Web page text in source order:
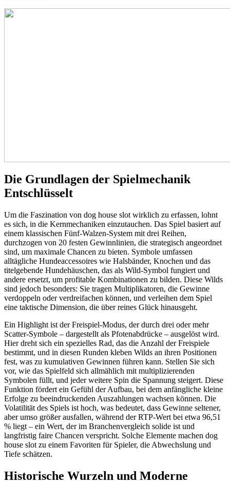
Die Grundlagen der Spielmechanik
Entschlüsselt
Um die Faszination von dog house slot wirklich zu erfassen, lohnt
es sich, in die Kernmechaniken einzutauchen. Das Spiel basiert auf
einem klassischen Fünf-Walzen-System mit drei Reihen,
durchzogen von 20 festen Gewinnlinien, die strategisch angeordnet
sind, um maximale Chancen zu bieten. Symbole umfassen
alltägliche Hundeaccessoires wie Halsbänder, Knochen und das
titelgebende Hundehäuschen, das als Wild-Symbol fungiert und
andere ersetzt, um profitable Kombinationen zu bilden. Diese Wilds
sind jedoch besonders: Sie tragen Multiplikatoren, die Gewinne
verdoppeln oder verdreifachen können, und verleihen dem Spiel
eine taktische Dimension, die über reines Glück hinausgeht.
Ein Highlight ist der Freispiel-Modus, der durch drei oder mehr
Scatter-Symbole – dargestellt als Pfotenabdrücke – ausgelöst wird.
Hier dreht sich ein spezielles Rad, das die Anzahl der Freispiele
bestimmt, und in diesen Runden kleben Wilds an ihren Positionen
fest, was zu kumulativen Gewinnen führen kann. Stellen Sie sich
vor, wie das Spielfeld sich allmählich mit multiplizierenden
Symbolen füllt, und jeder weitere Spin die Spannung steigert. Diese
Funktion fördert ein Gefühl der Aufbau, bei dem anfängliche kleine
Erfolge zu beeindruckenden Auszahlungen wachsen können. Die
Volatilität des Spiels ist hoch, was bedeutet, dass Gewinne seltener,
aber umso größer ausfallen, während der RTP-Wert bei etwa 96,51
% liegt – ein Wert, der im Branchenvergleich solide ist und
langfristig faire Chancen verspricht. Solche Elemente machen dog
house slot zu einem Favoriten für Spieler, die Abwechslung und
Tiefe schätzen.
Historische Wurzeln und Moderne